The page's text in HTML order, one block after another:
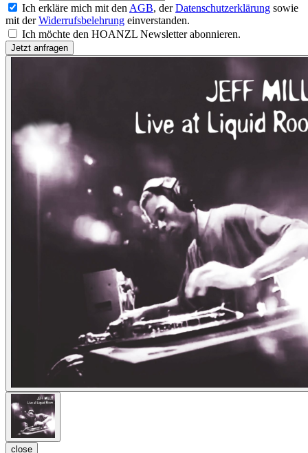
Ich erkläre mich mit den AGB, derDatenschutzerklärung sowie
mit derWiderrufsbelehrung einverstanden.
Ich möchte den HOANZL Newsletter abonnieren.
close